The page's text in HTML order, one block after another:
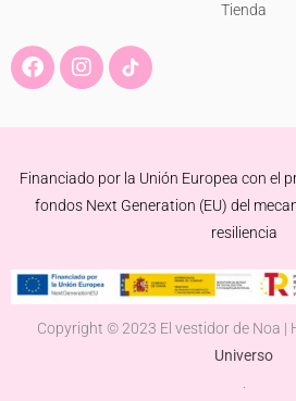
Tienda
F
a
e
o
k
I
n
t
r
a
Financiado por la Unión Europea con el
fondos Next Generation (EU) del
resiliencia
Copyright © 2023 El vestidor de Noa |
Universo